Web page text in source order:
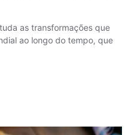
as transformações que
ao longo do tempo, que